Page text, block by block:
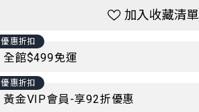
加入收藏清單
優惠折扣
全館$499免運
優惠折扣
黃金VIP會員-享92折優惠